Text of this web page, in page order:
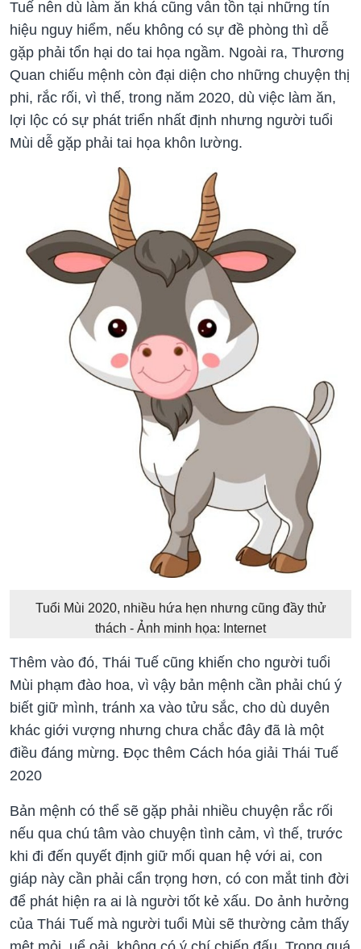
Tuế nên dù làm ăn khá cũng vẫn tồn tại những tín
hiệu nguy hiểm, nếu không có sự đề phòng thì dễ
gặp phải tổn hại do tai họa ngầm. Ngoài ra, Thương
Quan chiếu mệnh còn đại diện cho những chuyện thị
phi, rắc rối, vì thế, trong năm 2020, dù việc làm ăn,
lợi lộc có sự phát triển nhất định nhưng người tuổi
Mùi dễ gặp phải tai họa khôn lường.
Tuổi Mùi 2020, nhiều hứa hẹn nhưng cũng đầy thử
thách - Ảnh minh họa: Internet
Thêm vào đó, Thái Tuế cũng khiến cho người tuổi
Mùi phạm đào hoa, vì vậy bản mệnh cần phải chú ý
biết giữ mình, tránh xa vào tửu sắc, cho dù duyên
khác giới vượng nhưng chưa chắc đây đã là một
điều đáng mừng. Đọc thêm Cách hóa giải Thái Tuế
2020
Bản mệnh có thể sẽ gặp phải nhiều chuyện rắc rối
nếu qua chú tâm vào chuyện tình cảm, vì thế, trước
khi đi đến quyết định giữ mối quan hệ với ai, con
giáp này cần phải cẩn trọng hơn, có con mắt tinh đời
để phát hiện ra ai là người tốt kẻ xấu. Do ảnh hưởng
của Thái Tuế mà người tuổi Mùi sẽ thường cảm thấy